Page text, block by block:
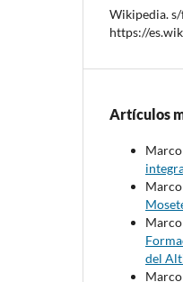
Wikipedia.
https://
Artículos
del